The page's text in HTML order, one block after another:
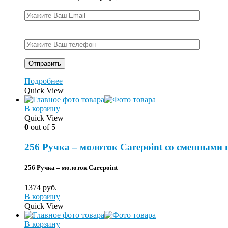
Подробнее
Quick View
В корзину
Quick View
0 out of 5
256 Ручка – молоток Carepoint со сменными
256 Ручка – молоток Carepoint
1374 руб.
В корзину
Quick View
В корзину